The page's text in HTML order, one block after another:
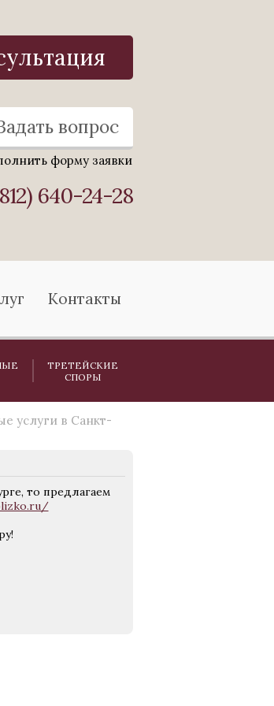
вопрос
форму заявки
640-24-28
Контакты
ТРЕТЕЙСКИЕ
СПОРЫ
услуги в Санкт-
то предлагаем